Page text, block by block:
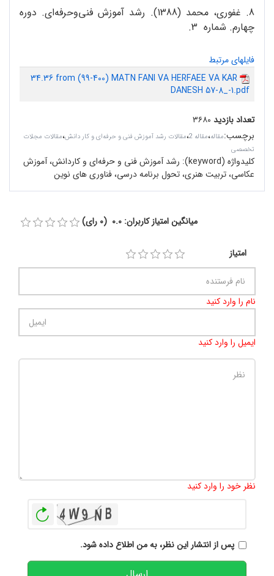
8. غفوری، محمد (1388). رشد آموزش فنی‌وحرفه‌ای. دوره
چهارم. شماره 3.
فایلهای مرتبط
34.36 from (99-400) MATN FANI VA HERFAEE VA KAR
DANESH 57-8_-1.pdf
تعداد بازدید ۳۶۸۰
برچسب:مقاله،مقاله 2 ،مقالات رشد آموزش فنی و حرفه‌ای و کار دانش،مقالات مجلات
تخصصی
کلیدواژه (keyword):
رشد آموزش فنی‌ و‌ حرفه‌ای و کاردانش، آموزش
عکاسی، تربیت هنری، تحول برنامه درسی، فناوری های نوین
میانگین امتیاز کاربران: 0.0 (0 رای)
امتیاز
نام را وارد کنید
ایمیل را وارد کنید
نظر خود را وارد کنید
پس از انتشار این نظر، به من اطلاع داده شود.